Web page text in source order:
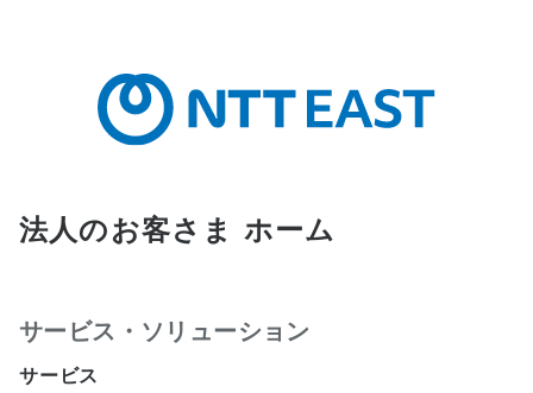
法人のお客さま ホーム
サービス・ソリューション
サービス